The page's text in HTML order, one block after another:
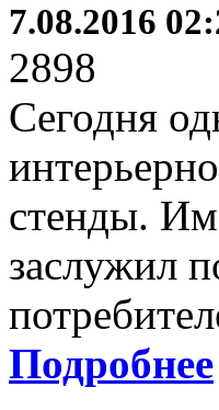
7.08.2016
2898
Сегодня
стенды.
заслужил
Подробнее